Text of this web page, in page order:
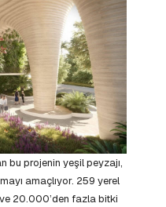
bu projenin yeşil peyzajı,
amaçlıyor. 259 yerel
20.000’den fazla bitki